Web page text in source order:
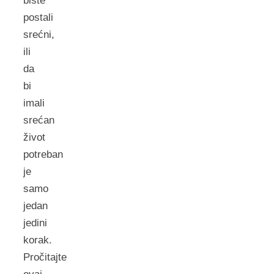
postali
srećni,
ili
da
bi
imali
srećan
život
potreban
je
samo
jedan
jedini
korak.
Pročitajte